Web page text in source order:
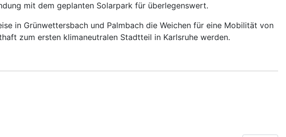
mit dem geplanten Solarpark für überlegenswert.
in Grünwettersbach und Palmbach die Weichen für eine Mobilität von
zum ersten klimaneutralen Stadtteil in Karlsruhe werden.